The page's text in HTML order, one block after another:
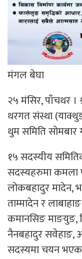
मंगल बेघा
२५ मंसिर, पाँचथर
थरगत संस्था
थुम समिति
१५ सदस्यीय
सदस्यहरुमा कमला
लोकबहादुर मादेन,
ताम्मादेन र
कमानसिङ माङयुङ,
नैनबहादुर
सदस्यमा चयन